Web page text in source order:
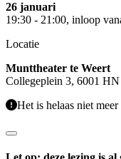
26 januari
19:30 - 21:00, inloop
Locatie
Munttheater te Weert
Collegeplein 3, 6001 HN
Het is helaas niet